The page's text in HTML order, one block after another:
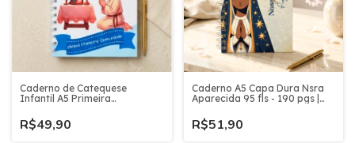
Caderno de Catequese
Infantil A5 Primeira
fls - 190 pgs
R$49,90
Caderno A5 Capa Dura Nsra
Aparecida 95 fls - 190 pgs |
Devocional Religioso
R$51,90